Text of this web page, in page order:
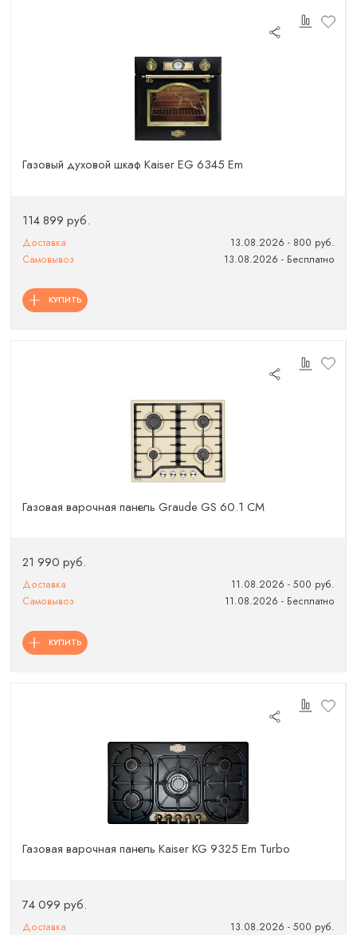
Газовый духовой шкаф Kaiser EG 6345 Em
114 899 руб.
Доставка
13.08.2026 - 800 руб.
Самовывоз
13.08.2026 - Бесплатно
КУПИТЬ
Газовая варочная панель Graude GS 60.1 CM
21 990 руб.
Доставка
11.08.2026 - 500 руб.
Самовывоз
11.08.2026 - Бесплатно
КУПИТЬ
Газовая варочная панель Kaiser KG 9325 Em Turbo
74 099 руб.
Доставка
13.08.2026 - 500 руб.